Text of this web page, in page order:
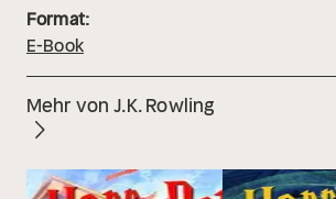
Format:
E-Book
Mehr von J.K. Rowling